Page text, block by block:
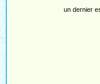
un dernier